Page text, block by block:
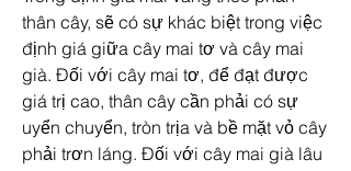
thân cây, sẽ có sự khác biệt trong việc
định giá giữa cây mai tơ và cây mai
già. Đối với cây mai tơ, để đạt được
giá trị cao, thân cây cần phải có sự
uyển chuyển, tròn trịa và bề mặt vỏ cây
phải trơn láng. Đối với cây mai già lâu